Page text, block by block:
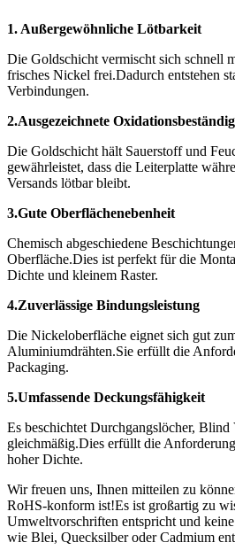
1. Außergewöhnliche Lötbarkeit
Die Goldschicht vermischt sich schnell
frisches Nickel frei.Dadurch entstehen
Verbindungen.
2.Ausgezeichnete
Die Goldschicht hält Sauerstoff und
gewährleistet, dass die Leiterplatte
Versands lötbar bleibt.
3.Gute Oberflächenebenheit
Chemisch abgeschiedene
Oberfläche.Dies ist perfekt für die
Dichte und kleinem Raster.
4.Zuverlässige Bindungsleistung
Die Nickeloberfläche eignet sich gut
Aluminiumdrähten.Sie erfüllt die
Packaging.
5.Umfassende Deckungsfähigkeit
Es beschichtet Durchgangslöcher,
gleichmäßig.Dies erfüllt die
hoher Dichte.
Wir freuen uns, Ihnen mitteilen zu
RoHS-konform ist!Es ist großartig zu
Umweltvorschriften entspricht und
wie Blei, Quecksilber oder Cadmium